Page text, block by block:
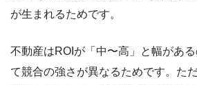
が生まれるためです。
不動産はROIが「中〜高」と幅があ
て競合の強さが異なるためです。た